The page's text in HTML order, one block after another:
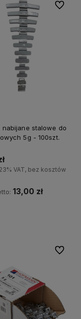
nabijane stalowe do
5g - 100szt.
VAT, bez kosztów
13,00 zł
Do
Do